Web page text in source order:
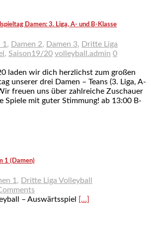
Damen: 3. Liga, A- und B-Klasse
1, Damen 2, Damen 3, Dritte Liga
, Saison19/20 volleyball.admin 0
laden wir dich herzlichst zum großen
unserer drei Damen – Teans (3. Liga, A-
freuen uns über zahlreiche Zuschauer
Spiele mit guter Stimmung! ab 13:00 B-
1 (Damen)
1 , Dritte Liga Volleyball
– Auswärtsspiel
[…]